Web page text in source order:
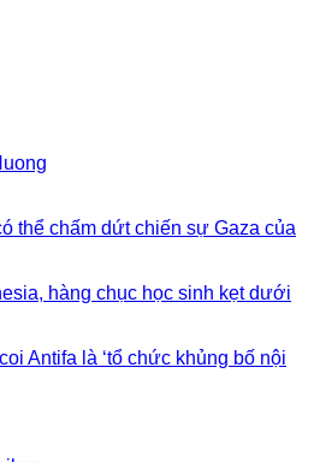
thể chấm dứt chiến sự Gaza của
hàng chục học sinh kẹt dưới
Antifa là ‘tổ chức khủng bố nội